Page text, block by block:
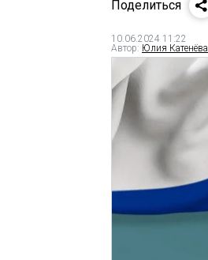
Поделиться
10.06.2024 11:22
Автор: Юлия Катенёва